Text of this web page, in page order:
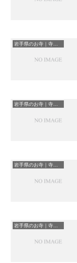
岩手県のお寺｜寺院一覧
岩手県のお寺｜寺院一覧
岩手県のお寺｜寺院一覧
岩手県のお寺｜寺院一覧